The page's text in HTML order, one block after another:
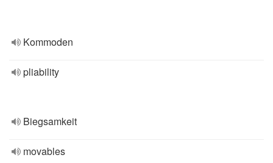
Kommoden
pliability
Biegsamkeit
movables